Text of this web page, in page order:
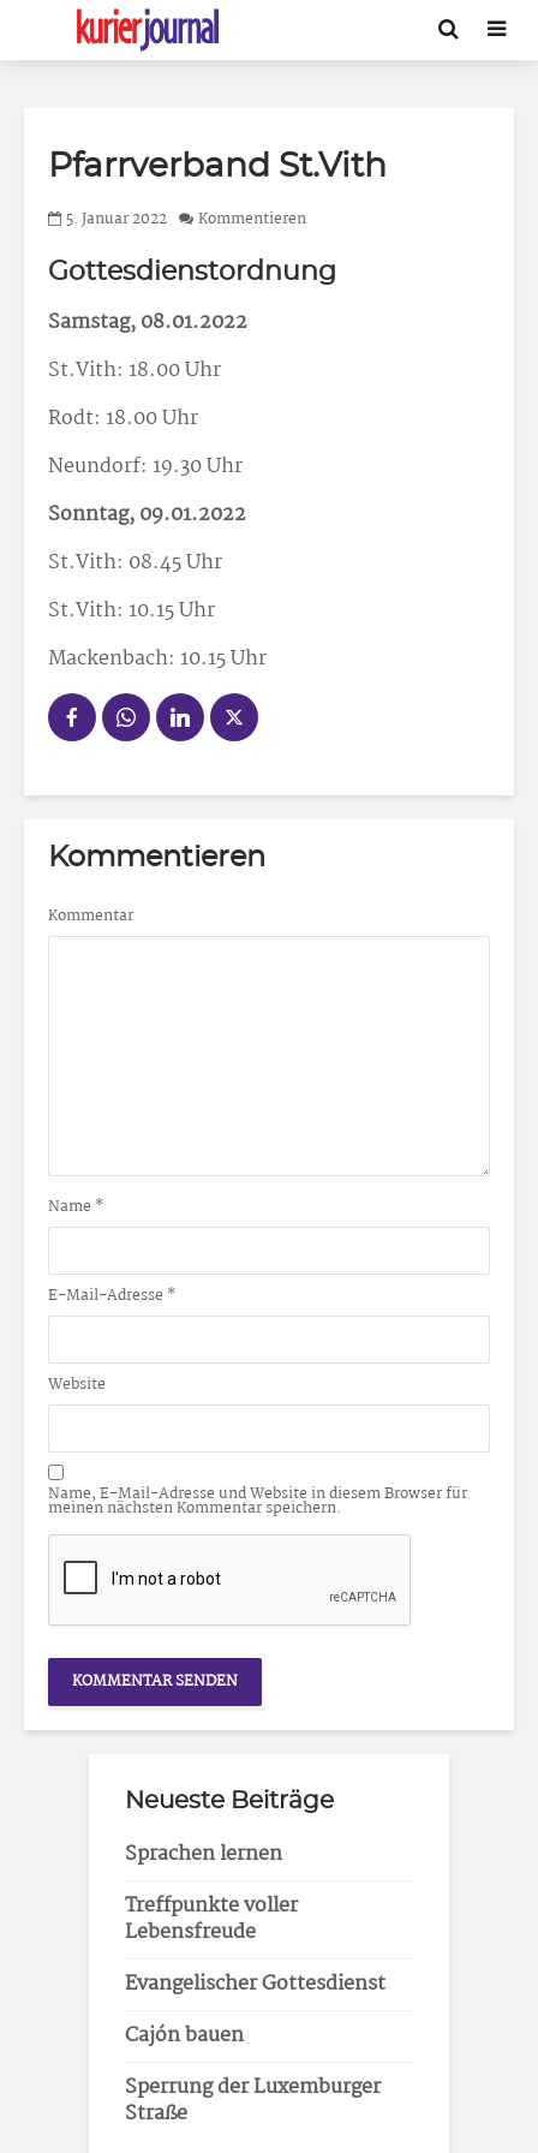
Pfarrverband St.Vith
5. Januar 2022 Kommentieren
Gottesdienstordnung
Samstag, 08.01.2022
St.Vith: 18.00 Uhr
Rodt: 18.00 Uhr
Neundorf: 19.30 Uhr
Sonntag, 09.01.2022
St.Vith: 08.45 Uhr
St.Vith: 10.15 Uhr
Mackenbach: 10.15 Uhr
Kommentieren
Kommentar
Name *
E-Mail-Adresse *
Website
Name, E-Mail-Adresse und Website in diesem Browser für
meinen nächsten Kommentar speichern.
Neueste Beiträge
Sprachen lernen
Treffpunkte voller
Lebensfreude
Evangelischer Gottesdienst
Cajón bauen
Sperrung der Luxemburger
Straße